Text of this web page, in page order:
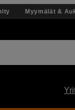
Myymälät &